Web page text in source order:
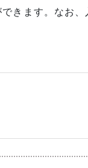
きます。なお、